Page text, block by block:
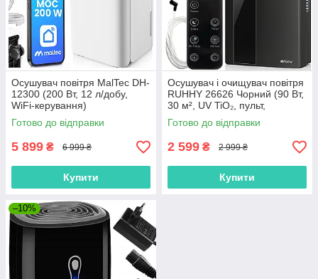
Осушувач повітря MalTec DH-
12300 (200 Вт, 12 л/добу,
WiFi-керування)
Готово до відправки
5 899 ₴ 6 999 ₴
Купити
Осушувач і очищувач повітря
RUHHY 26626 Чорний (90 Вт,
30 м², UV TiO₂, пульт,
Польша)
Готово до відправки
2 599 ₴ 2 999 ₴
Купити
–10%